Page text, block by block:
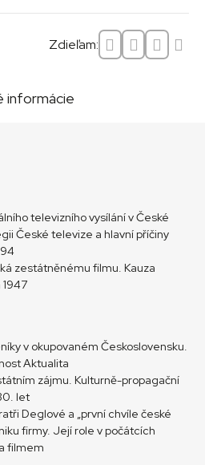
Zdieľam:
informácie
televizního vysílání v České
České televize a hlavní příčiny
zestátněnému filmu. Kauza
v okupovaném Československu.
Aktualita
zájmu. Kulturně-propagační
let
Deglové a „první chvíle české
firmy. Její role v počátcích
filmem